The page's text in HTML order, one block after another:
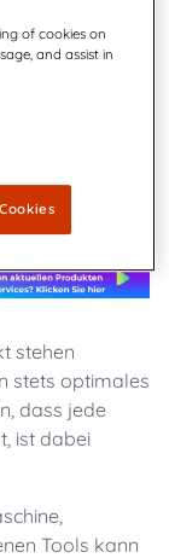
stehen
stets optimales
dass jede
ist dabei
Tools kann
of cookies on
and assist in